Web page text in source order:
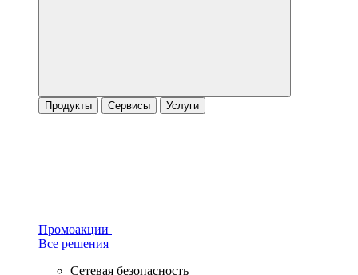
Продукты Сервисы Услуги
Промоакции
Все решения
Сетевая безопасность